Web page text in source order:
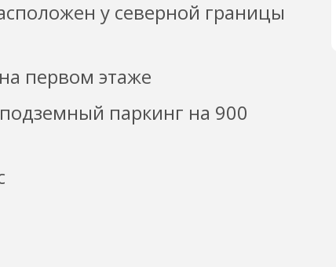
у северной границы
первом этаже
паркинг на 900